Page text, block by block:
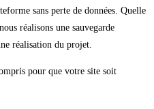
sans perte de données. Quelle
réalisons une sauvegarde
réalisation du projet.
pour que votre site soit